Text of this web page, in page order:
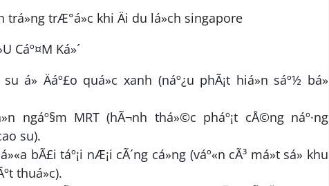
Cáº¤M Ká»´
su á» Äáº£o quá»c xanh (náº¿u phÃ¡t hiá»n sáº½ bá»
ngáº§m MRT (hÃ¬nh thá»©c pháº¡t cÅ©ng náº·ng
su).
bÃ£i táº¡i nÆ¡i cÃ´ng cá»ng (váº«n cÃ³ má»t sá» khu
thuá»c).